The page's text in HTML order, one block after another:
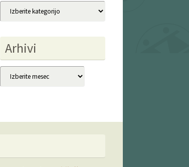
Kategorije
Arhivi
Arhivi